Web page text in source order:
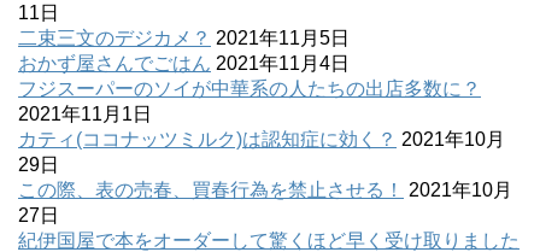
11日
二束三文のデジカメ？ 2021年11月5日
おかず屋さんでごはん 2021年11月4日
フジスーパーのソイが中華系の人たちの出店多数に？
2021年11月1日
カティ(ココナッツミルク)は認知症に効く？ 2021年10月
29日
この際、表の売春、買春行為を禁止させる！
2021年10月
27日
紀伊国屋で本をオーダーして驚くほど早く受け取りました